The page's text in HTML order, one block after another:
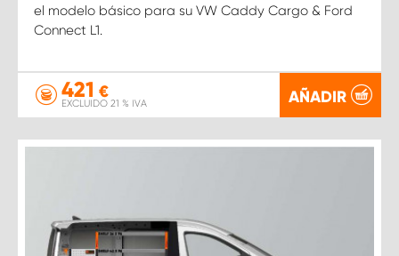
el modelo básico para su VW Caddy Cargo & Ford
Connect L1.
421 €
EXCLUIDO 21 % IVA AÑADIR